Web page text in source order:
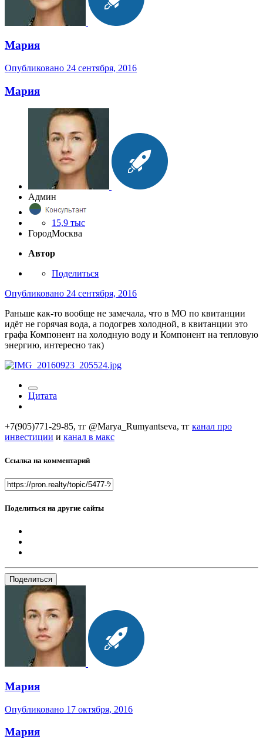
Мария
Опубликовано 24 сентября, 2016
Мария
Админ
15,9 тыс
ГородМосква
Автор
Поделиться
Опубликовано 24 сентября, 2016
Раньше как-то вообще не замечала, что в МО по квитанции
идёт не горячая вода, а подогрев холодной, в квитанции это
графа Компонент на холодную воду и Компонент на тепловую
энергию, интересно так)
Цитата
+7(905)771-29-85, тг @Marya_Rumyantseva, тг канал про
инвестиции и канал в макс
Ссылка на комментарий
Поделиться на другие сайты
Поделиться
Мария
Опубликовано 17 октября, 2016
Мария